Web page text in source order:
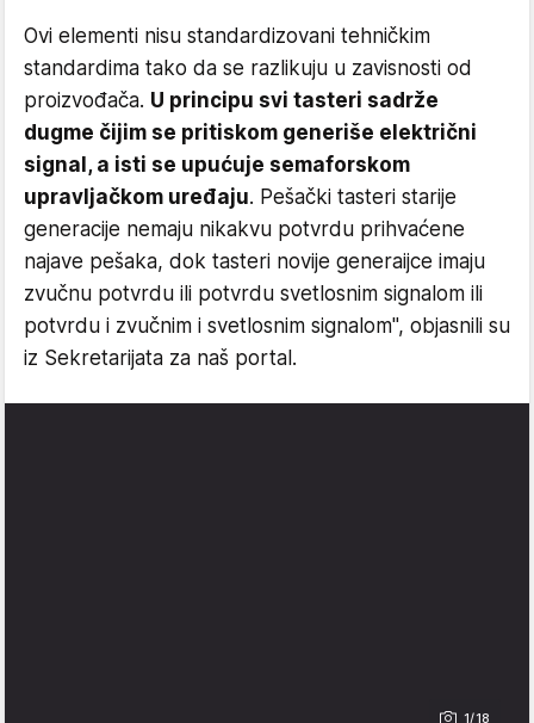
Ovi elementi nisu standardizovani tehničkim
standardima tako da se razlikuju u zavisnosti od
proizvođača. U principu svi tasteri sadrže
dugme čijim se pritiskom generiše električni
signal, a isti se upućuje semaforskom
upravljačkom uređaju. Pešački tasteri starije
generacije nemaju nikakvu potvrdu prihvaćene
najave pešaka, dok tasteri novije generaijce imaju
zvučnu potvrdu ili potvrdu svetlosnim signalom ili
potvrdu i zvučnim i svetlosnim signalom", objasnili su
iz Sekretarijata za naš portal.
1/18